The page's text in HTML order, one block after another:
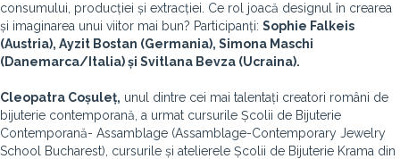
consumului, producției și extracției. Ce rol joacă designul în crearea
și imaginarea unui viitor mai bun? Participanți: Sophie Falkeis
(Austria), Ayzit Bostan (Germania), Simona Maschi
(Danemarca/Italia) și Svitlana Bevza (Ucraina).
Cleopatra Coșuleț, unul dintre cei mai talentați creatori români de
bijuterie contemporană, a urmat cursurile Școlii de Bijuterie
Contemporană- Assamblage (Assamblage-Contemporary Jewelry
School Bucharest), cursurile și atelierele Școlii de Bijuterie Krama din